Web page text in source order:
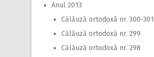
Anul 2013
Călăuză ortodoxă nr. 300-301
Călăuză ortodoxă nr. 299
Călăuză ortodoxă nr. 298